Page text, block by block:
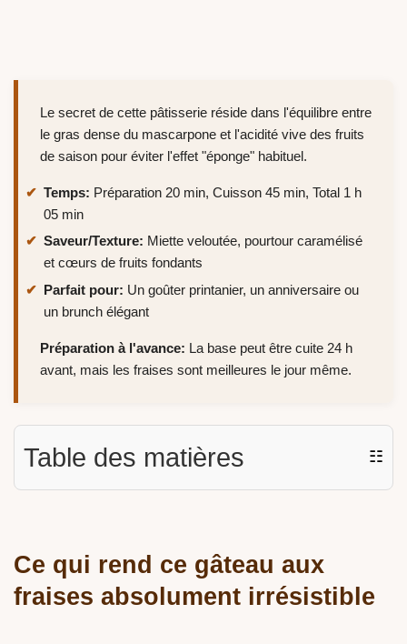
Le secret de cette pâtisserie réside dans l'équilibre entre
le gras dense du mascarpone et l'acidité vive des fruits
de saison pour éviter l'effet "éponge" habituel.
Temps: Préparation 20 min, Cuisson 45 min, Total 1 h
05 min
Saveur/Texture: Miette veloutée, pourtour caramélisé
et cœurs de fruits fondants
Parfait pour: Un goûter printanier, un anniversaire ou
un brunch élégant
Préparation à l'avance: La base peut être cuite 24 h
avant, mais les fraises sont meilleures le jour même.
Table des matières ☷
Ce qui rend ce gâteau aux
fraises absolument irrésistible